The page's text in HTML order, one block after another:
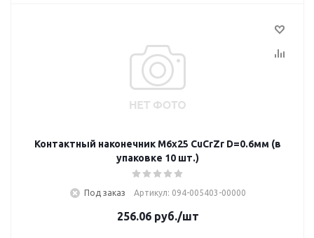
Контактный наконечник M6х25 CuСrZr D=0.6мм (в
упаковке 10 шт.)
Под заказ Артикул: 094-005403-00000
256.06руб./шт